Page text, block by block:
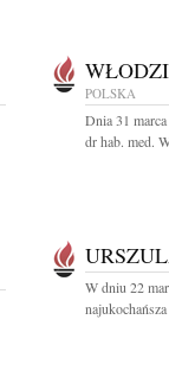
POLSKA
Dnia 31
dr hab. med.
W dniu 22